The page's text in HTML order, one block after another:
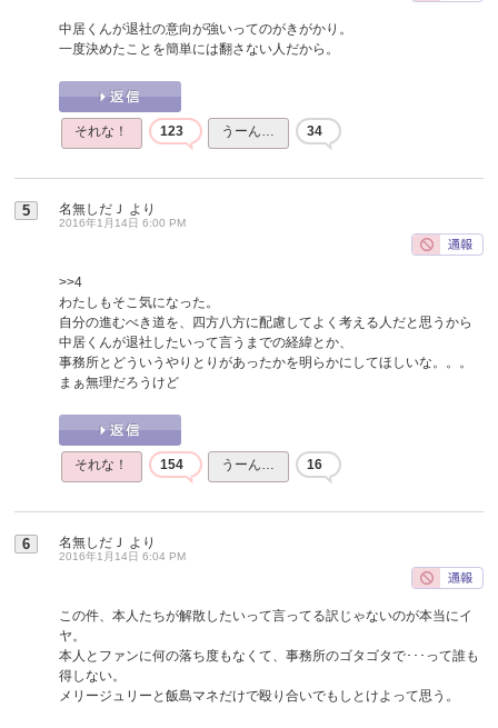
中居くんが退社の意向が強いってのがきがかり。
一度決めたことを簡単には翻さない人だから。
それな！ 123 うーん… 34
5 名無しだＪ より
2016年1月14日 6:00 PM
>>4
わたしもそこ気になった。
自分の進むべき道を、四方八方に配慮してよく考える人だと思うから
中居くんが退社したいって言うまでの経緯とか、
事務所とどういうやりとりがあったかを明らかにしてほしいな。。。
まぁ無理だろうけど
それな！ 154 うーん… 16
6 名無しだＪ より
2016年1月14日 6:04 PM
この件、本人たちが解散したいって言ってる訳じゃないのが本当にイ
ヤ。
本人とファンに何の落ち度もなくて、事務所のゴタゴタで･･･って誰も
得しない。
メリージュリーと飯島マネだけで殴り合いでもしとけよって思う。